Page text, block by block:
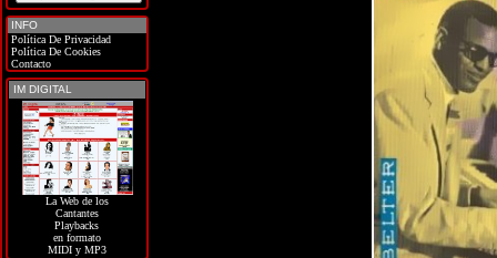
INFO
Política De Privacidad
Política De Cookies
Contacto
IM DIGITAL
La Web de los
Cantantes
Playbacks
en formato
MIDI y MP3